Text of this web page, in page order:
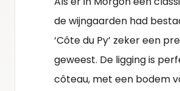
de wijngaarden had
‘Côte du Py’ zeker een
geweest. De ligging is
côteau, met een bodem